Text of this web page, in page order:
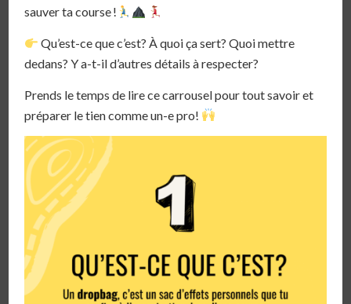
sauver ta course !
Qu’est-ce que c’est? À quoi ça sert? Quoi mettre
dedans? Y a-t-il d’autres détails à respecter?
Prends le temps de lire ce carrousel pour tout savoir et
préparer le tien comme un-e pro!